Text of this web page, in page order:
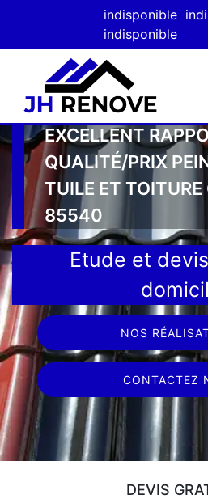
indisponible
indisponible
EXCELLENT
QUALITÉ/PRIX
TUILE ET TOITURE
85540
Etude et
NOS
CONTACTEZ
DEVIS